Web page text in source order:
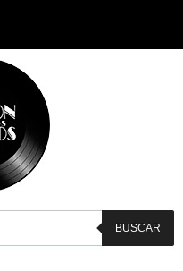
BUSCAR